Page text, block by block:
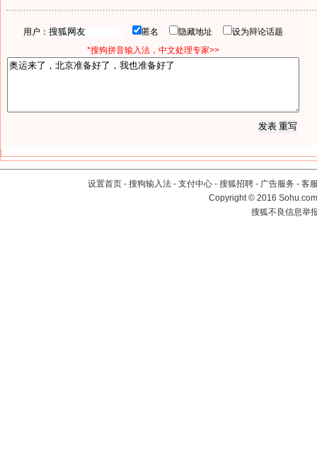
用户： 匿名 隐藏地址
设为辩论话题
*搜狗拼音输入法，中文处理专家>>
设置首页 - 搜狗输入法 - 支付中心 - 搜狐招聘 - 广告服务 - 客
Copyright©2016
搜狐不良信息举